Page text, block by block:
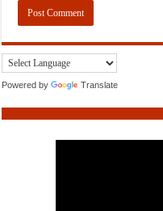
Powered by Translate